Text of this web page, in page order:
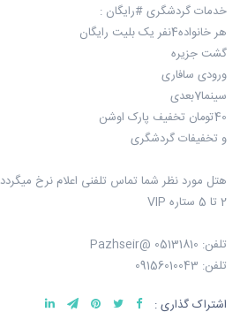
خدمات گردشگری #رایگان :
هر خانواده4نفر یک بلیت رایگان
گشت جزیره
ورودی سافاری
سینما7بعدی
40تومان تخفیف پارک اوشن
و تخفیفات گردشگری
هتل مورد نظر شما تماس تلفنی اعلام نرخ میگردد
2 تا 5 ستاره VIP
تلفن: 05131810 @Pazhseir
تلفن: 09156010043
اشتراک گذاری :